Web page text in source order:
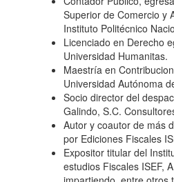
Superior de Comercio y
Instituto Politécnico
Licenciado en Derecho
Universidad Humanitas.
Maestría en
Universidad Autónoma
Socio director del
Galindo, S.C.
Autor y coautor de más
por Ediciones Fiscales
Expositor titular del
estudios Fiscales ISEF,